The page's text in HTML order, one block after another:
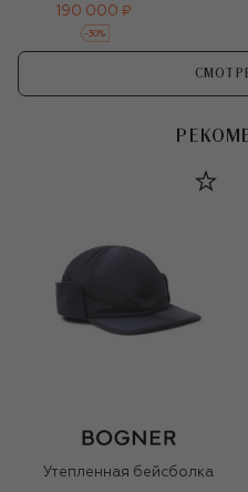
190 000 ₽
-30%
Утепленная бейсболка